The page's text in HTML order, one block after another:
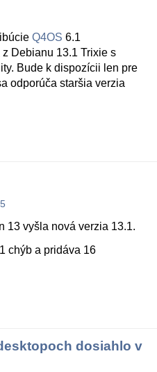
Q4OS 6.1
Debianu 13.1 Trixie s
Bude k dispozícii len pre
odporúča staršia verzia
13 vyšla nová verzia 13.1.
chýb a pridáva 16
dosiahlo v